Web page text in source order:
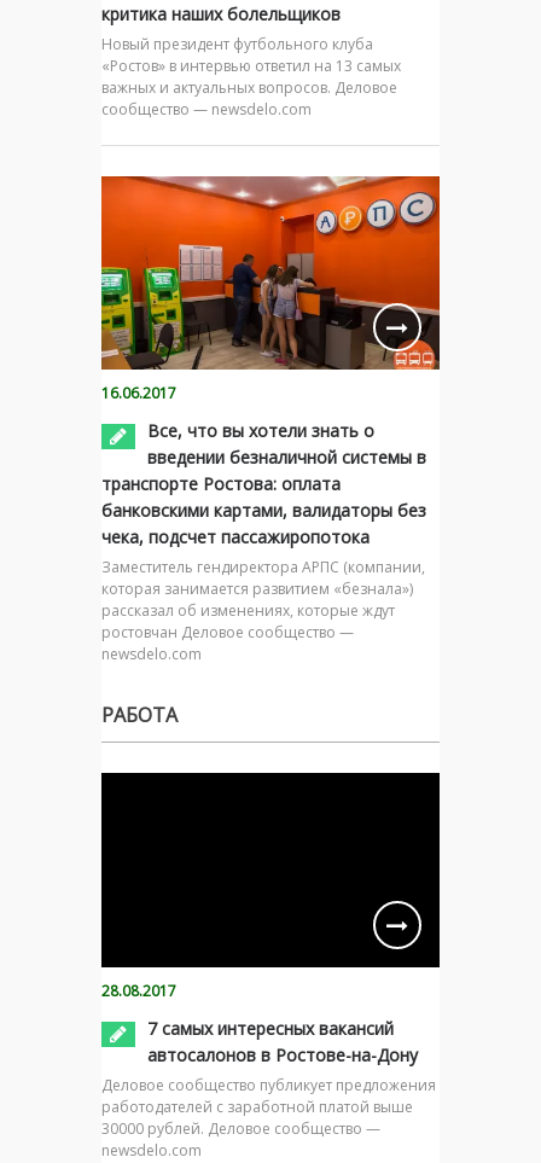
критика наших болельщиков
Новый президент футбольного клуба
«Ростов» в интервью ответил на 13 самых
важных и актуальных вопросов. Деловое
сообщество — newsdelo.com
16.06.2017
Все, что вы хотели знать о
введении безналичной системы в
транспорте Ростова: оплата
банковскими картами, валидаторы без
чека, подсчет пассажиропотока
Заместитель гендиректора АРПС (компании,
которая занимается развитием «безнала»)
рассказал об изменениях, которые ждут
ростовчан Деловое сообщество —
newsdelo.com
РАБОТА
28.08.2017
7 самых интересных вакансий
автосалонов в Ростове-на-Дону
Деловое сообщество публикует предложения
работодателей с заработной платой выше
30000 рублей. Деловое сообщество —
newsdelo.com